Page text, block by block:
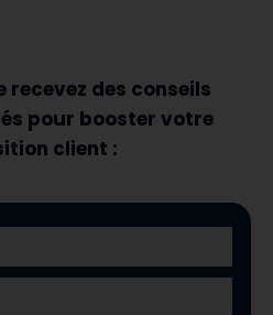
recevez des conseils
pour booster votre
client :